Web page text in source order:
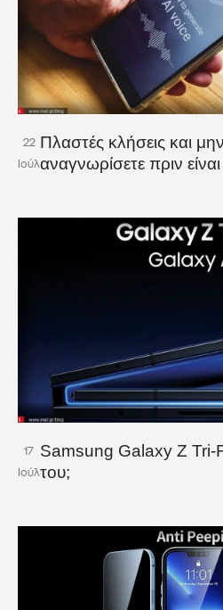
22
Ιούλ
Πλαστές κλήσεις και
αναγνωρίσετε πριν
17
Ιούλ
Samsung Galaxy Z Tri-
του;